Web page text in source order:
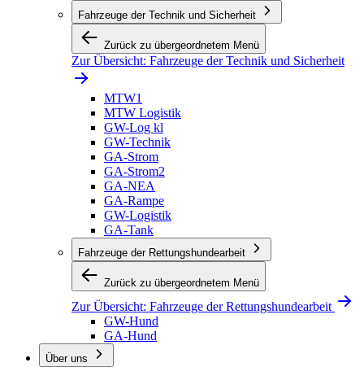
Fahrzeuge der Technik und Sicherheit
Zurück zu übergeordnetem Menü
Zur Übersicht: Fahrzeuge der Technik und Sicherheit
MTW1
MTW Logistik
GW-Log kl
GW-Technik
GA-Strom
GA-Strom2
GA-NEA
GA-Rampe
GW-Logistik
GA-Tank
Fahrzeuge der Rettungshundearbeit
Zurück zu übergeordnetem Menü
Zur Übersicht: Fahrzeuge der Rettungshundearbeit
GW-Hund
GA-Hund
Über uns